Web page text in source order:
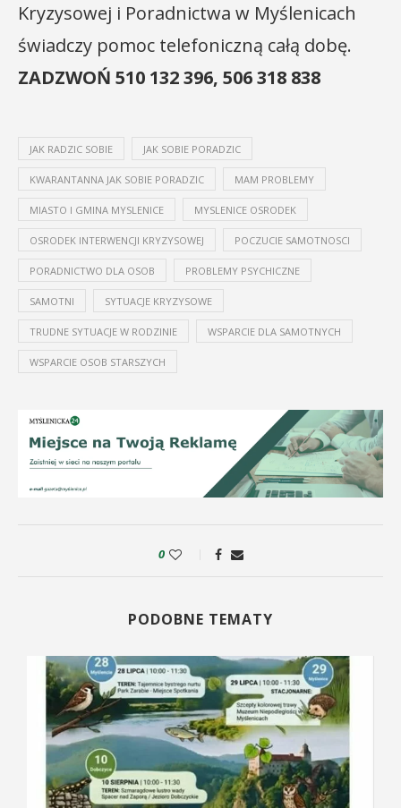
Kryzysowej i Poradnictwa w Myślenicach
świadczy pomoc telefoniczną całą dobę.
ZADZWOŃ 510 132 396, 506 318 838
JAK RADZIC SOBIE JAK SOBIE PORADZIC
KWARANTANNA JAK SOBIE PORADZIC MAM PROBLEMY
MIASTO I GMINA MYSLENICE MYSLENICE OSRODEK
OSRODEK INTERWENCJI KRYZYSOWEJ POCZUCIE SAMOTNOSCI
PORADNICTWO DLA OSOB PROBLEMY PSYCHICZNE
SAMOTNI SYTUACJE KRYZYSOWE
TRUDNE SYTUACJE W RODZINIE WSPARCIE DLA SAMOTNYCH
WSPARCIE OSOB STARSZYCH
0
PODOBNE TEMATY